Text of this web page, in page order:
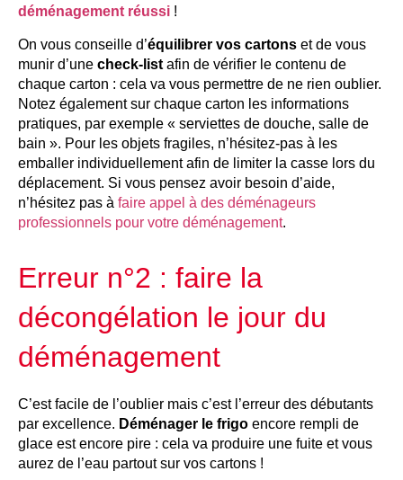
déménagement réussi !
On vous conseille d’équilibrer vos cartons et de vous
munir d’une check-list afin de vérifier le contenu de
chaque carton : cela va vous permettre de ne rien oublier.
Notez également sur chaque carton les informations
pratiques, par exemple « serviettes de douche, salle de
bain ». Pour les objets fragiles, n’hésitez-pas à les
emballer individuellement afin de limiter la casse lors du
déplacement. Si vous pensez avoir besoin d’aide,
n’hésitez pas à faire appel à des déménageurs
professionnels pour votre déménagement.
Erreur n°2 : faire la
décongélation le jour du
déménagement
C’est facile de l’oublier mais c’est l’erreur des débutants
par excellence. Déménager le frigo encore rempli de
glace est encore pire : cela va produire une fuite et vous
aurez de l’eau partout sur vos cartons !